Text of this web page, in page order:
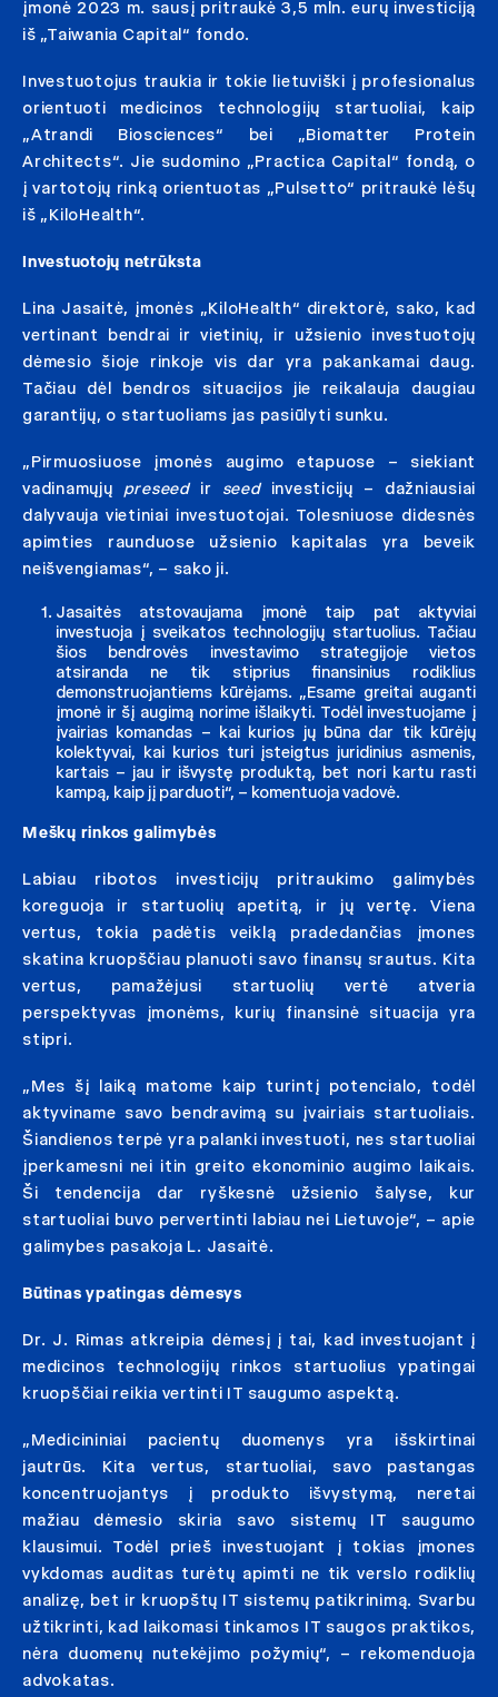
įmonė 2023 m. sausį pritraukė 3,5 mln. eurų investiciją
iš „Taiwania Capital“ fondo.
Investuotojus traukia ir tokie lietuviški į profesionalus
orientuoti medicinos technologijų startuoliai, kaip
„Atrandi Biosciences“ bei „Biomatter Protein
Architects“. Jie sudomino „Practica Capital“ fondą, o
į vartotojų rinką orientuotas „Pulsetto“ pritraukė lėšų
iš „KiloHealth“.
Investuotojų netrūksta
Lina Jasaitė, įmonės „KiloHealth“ direktorė, sako, kad
vertinant bendrai ir vietinių, ir užsienio investuotojų
dėmesio šioje rinkoje vis dar yra pakankamai daug.
Tačiau dėl bendros situacijos jie reikalauja daugiau
garantijų, o startuoliams jas pasiūlyti sunku.
„Pirmuosiuose įmonės augimo etapuose – siekiant
vadinamųjų preseedir seedinvesticijų – dažniausiai
dalyvauja vietiniai investuotojai. Tolesniuose didesnės
apimties raunduose užsienio kapitalas yra beveik
neišvengiamas“, – sako ji.
Jasaitės atstovaujama įmonė taip pat aktyviai
investuoja į sveikatos technologijų startuolius. Tačiau
šios bendrovės investavimo strategijoje vietos
atsiranda ne tik stiprius finansinius rodiklius
demonstruojantiems kūrėjams. „Esame greitai auganti
įmonė ir šį augimą norime išlaikyti. Todėl investuojame į
įvairias komandas – kai kurios jų būna dar tik kūrėjų
kolektyvai, kai kurios turi įsteigtus juridinius asmenis,
kartais – jau ir išvystę produktą, bet nori kartu rasti
kampą, kaip jį parduoti“, – komentuoja vadovė.
Meškų rinkos galimybės
Labiau ribotos investicijų pritraukimo galimybės
koreguoja ir startuolių apetitą, ir jų vertę. Viena
vertus, tokia padėtis veiklą pradedančias įmones
skatina kruopščiau planuoti savo finansų srautus. Kita
vertus, pamažėjusi startuolių vertė atveria
perspektyvas įmonėms, kurių finansinė situacija yra
stipri.
„Mes šį laiką matome kaip turintį potencialo, todėl
aktyviname savo bendravimą su įvairiais startuoliais.
Šiandienos terpė yra palanki investuoti, nes startuoliai
įperkamesni nei itin greito ekonominio augimo laikais.
Ši tendencija dar ryškesnė užsienio šalyse, kur
startuoliai buvo pervertinti labiau nei Lietuvoje“, – apie
galimybes pasakoja L. Jasaitė.
Būtinas ypatingas dėmesys
Dr. J. Rimas atkreipia dėmesį į tai, kad investuojant į
medicinos technologijų rinkos startuolius ypatingai
kruopščiai reikia vertinti IT saugumo aspektą.
„Medicininiai pacientų duomenys yra išskirtinai
jautrūs. Kita vertus, startuoliai, savo pastangas
koncentruojantys į produkto išvystymą, neretai
mažiau dėmesio skiria savo sistemų IT saugumo
klausimui. Todėl prieš investuojant į tokias įmones
vykdomas auditas turėtų apimti ne tik verslo rodiklių
analizę, bet ir kruopštų IT sistemų patikrinimą. Svarbu
užtikrinti, kad laikomasi tinkamos IT saugos praktikos,
nėra duomenų nutekėjimo požymių“, – rekomenduoja
advokatas.